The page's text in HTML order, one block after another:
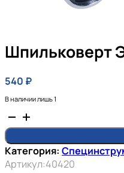
Шпильковерт
540 ₽
В наличии лишь 1
Количество
товара
шпильковерт
эксцентриковый
(10mm)
Категория:
Артикул:40420